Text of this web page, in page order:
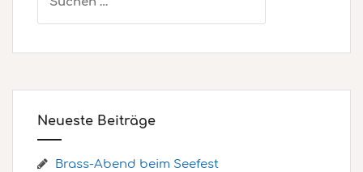
nach:
Neueste Beiträge
Brass-Abend beim Seefest